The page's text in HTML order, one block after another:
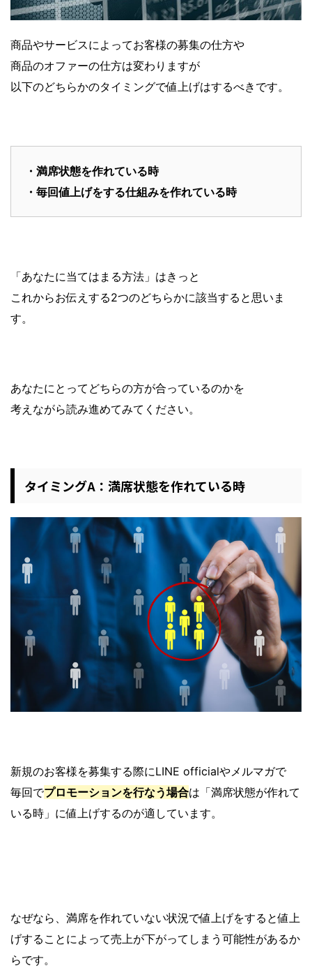
商品やサービスによってお客様の募集の仕方や
商品のオファーの仕方は変わりますが
以下のどちらかのタイミングで値上げはするべきです。
・満席状態を作れている時
・毎回値上げをする仕組みを作れている時
「あなたに当てはまる方法」はきっと
これからお伝えする2つのどちらかに該当すると思いま
す。
あなたにとってどちらの方が合っているのかを
考えながら読み進めてみてください。
タイミングA：満席状態を作れている時
新規のお客様を募集する際にLINE officialやメルマガで
毎回でプロモーションを行なう場合は「満席状態が作れて
いる時」に値上げするのが適しています。
なぜなら、満席を作れていない状況で値上げをすると値上
げすることによって売上が下がってしまう可能性があるか
らです。